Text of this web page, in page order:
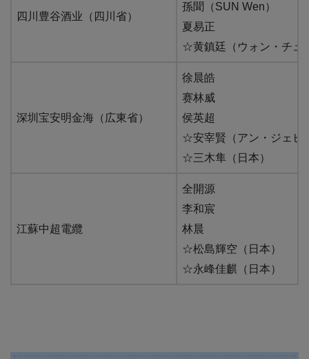
四川豊谷酒业（四川省）
孫聞（SUN Wen）
夏易正
☆黄鎮廷（ウォン・チュ
深圳宝安明金海（広東省）
徐晨皓
赛林威
侯英超
☆安宰賢（アン・ジェヒ
☆三木隼（日本）
江蘇中超電纜
全開源
李和宸
林晨
☆松島輝空（日本）
☆永峰佳麒（日本）